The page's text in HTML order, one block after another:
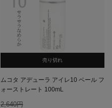
売り切れ
ムコタ アデューラ アイレ10 ベール フ
ォーストレート 100mL
2,640